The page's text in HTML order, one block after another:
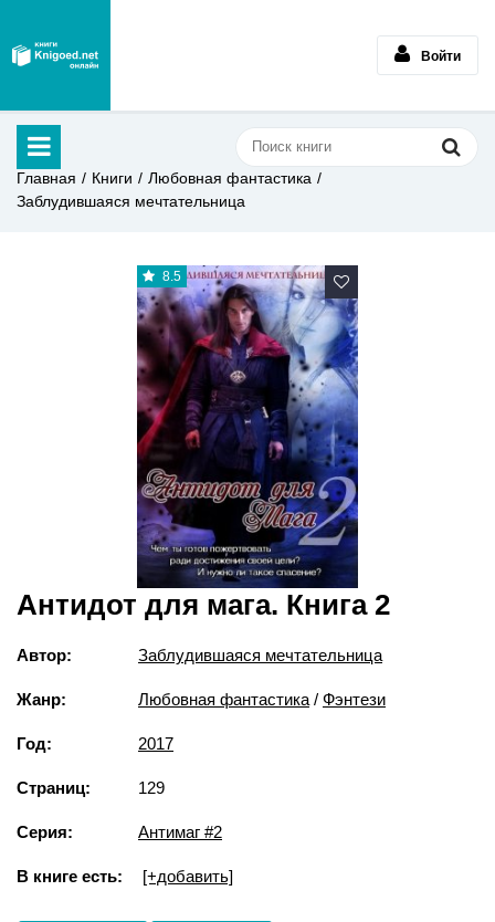
Войти
Главная Книги
Любовная фантастика
Заблудившаяся мечтательница
8.5
Антидот для мага. Книга 2
Автор: Заблудившаяся мечтательница
Жанр: Любовная фантастика / Фэнтези
Год: 2017
Страниц: 129
Серия: Антимаг #2
В книге есть: [+добавить]